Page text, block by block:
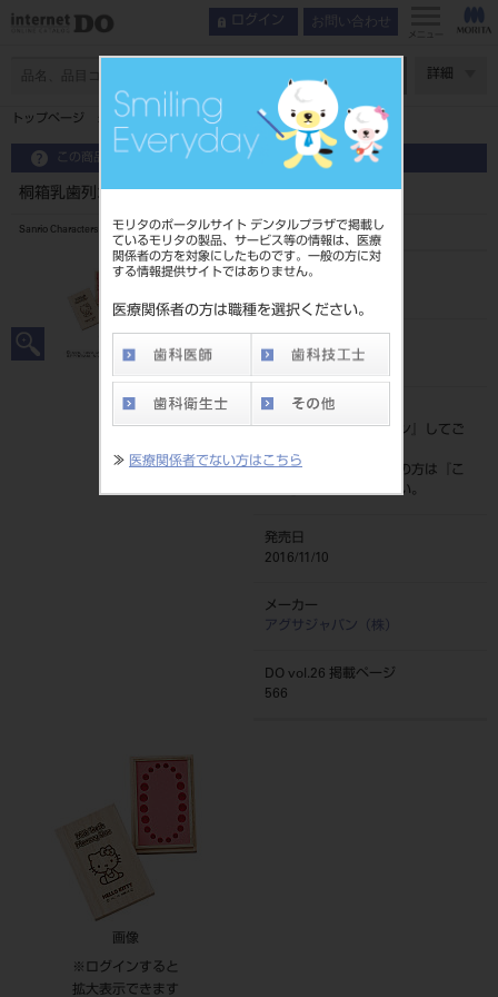
モリタのポータルサイト デンタルプラザで掲載し
ているモリタの製品、サービス等の情報は、医療
関係者の方を対象にしたものです。一般の方に対
する情報提供サイトではありません。
医療関係者の方は職種を選択ください。
≫ 医療関係者でない方はこちら
ログイン お問い合わせ
メニュー
詳細
トップページ 桐箱乳歯列ボックス リトルツインスターズ
この商品に関するお問い合わせ
桐箱乳歯列ボックス リトルツインスターズ
Sanrio Characters Milk Teeth Memory Box
品目コード
4560251600924
標準価格
価格の確認は『ログイン
』してご
ネット会員登録がまだの方は『
こ
ちら』より登録ください。
発売日
2016/11/10
メーカー
アグサジャパン（株）
DO vol.26 掲載ページ
566
画像
※ログインすると
拡大表示できます